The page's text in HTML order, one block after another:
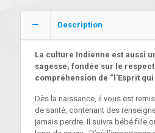
Description
La culture Indienne est aussi
sagesse, fondée sur le
compréhension de “l’Esprit
Dès la naissance, il vous est
de santé, contenant des
jamais perdre. Il suivra bébé fille